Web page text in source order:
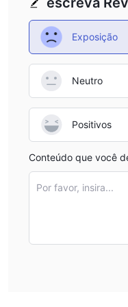
com as contas
eur/usd como exemplo,
na conta básica, de 2
platina e 1,1 pips na conta
Plataforma de
24optionoferece aos
móvel e a plataforma de
Depósito e Retirada
24optionoferece suporte
de transferência
Exposição
Neutro
Positivos
Conteúdo que você
Por favor, insira...